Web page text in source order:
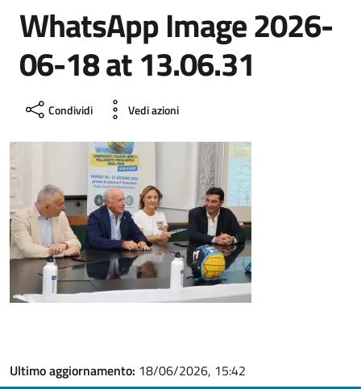
WhatsApp Image 2026-
06-18 at 13.06.31
Condividi Vedi azioni
Ultimo aggiornamento: 18/06/2026, 15:42